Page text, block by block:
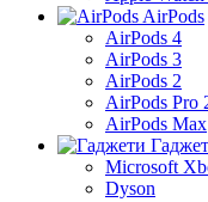
AirPods
AirPods 4
AirPods 3
AirPods 2
AirPods Pro
AirPods Max
Microsoft
Dyson